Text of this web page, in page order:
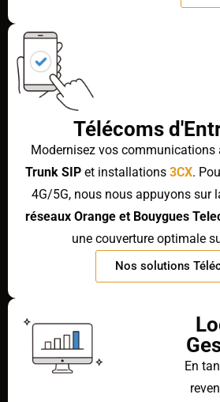
Télécoms
Modernisez vos
Trunk SIP et installations 3CX.
4G/5G, nous nous appuyons sur
réseaux Orange et Bouygues
une couverture optimale
Nos solutions
En